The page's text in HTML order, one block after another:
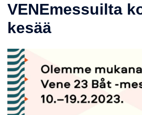
VENEmessuilta
kesää